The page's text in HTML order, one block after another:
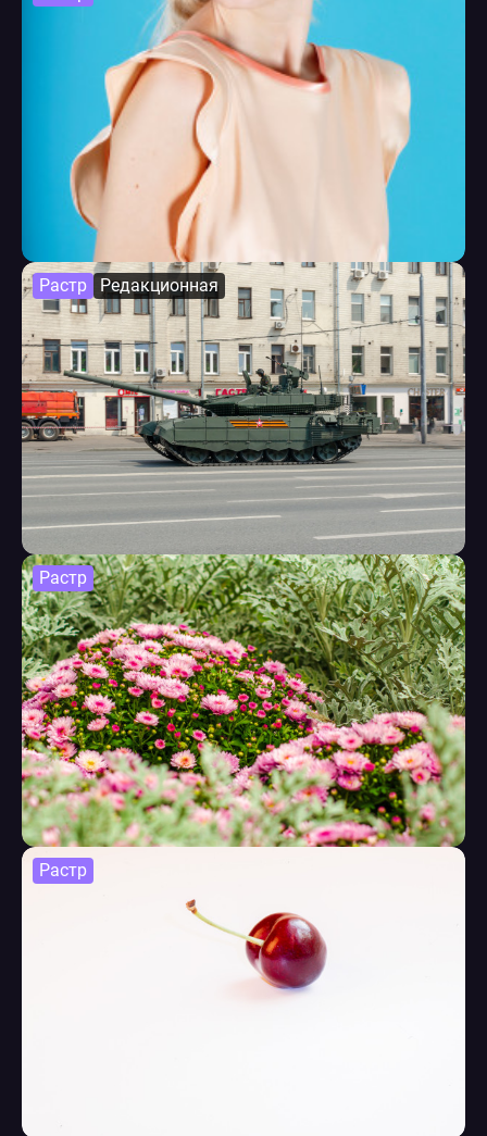
Растр Редакционная
Растр
Растр